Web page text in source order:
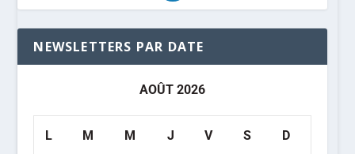
NEWSLETTERS PAR DATE
AOÛT 2026
L M M J V S D